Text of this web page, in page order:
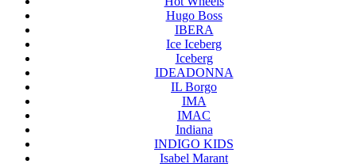
Hugo Boss
IBERA
Ice Iceberg
Iceberg
IDEADONNA
IL Borgo
IMA
IMAC
Indiana
INDIGO KIDS
Isabel Marant